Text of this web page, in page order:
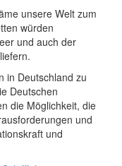
unsere Welt zum
würden
und auch der
in Deutschland zu
Deutschen
die Möglichkeit, die
und
und